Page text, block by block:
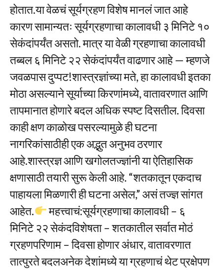
होतात.या वेळचं सूर्यग्रहण विशेष मानलं जात आहे
कारण सामान्यतः सूर्यग्रहणाचा कालावधी ३ मिनिटे १०
सेकंदांपर्यंत असतो. मात्र या वेळी ग्रहणाचा कालावधी
तब्बल ६ मिनिटे २२ सेकंदांपर्यंत वाढणार आहे — म्हणजे
जवळपास दुप्पट!शास्त्रज्ञांच्या मते, हा कालावधी इतका
मोठा असल्याने सूर्याच्या किरणांमध्ये, वातावरणात आणि
तापमानात होणारे बदल अधिक स्पष्ट दिसतील. दिवसा
काही क्षण काळोख पसरल्यामुळे ही घटना
नागरिकांसाठीही एक अद्भुत अनुभव ठरणार
आहे.शास्त्रज्ञ आणि खगोलतज्ज्ञांनी या ऐतिहासिक
क्षणासाठी तयारी सुरू केली आहे. “शतकातून एकदाच
पाहायला मिळणारी ही घटना असेल,” असं तज्ज्ञ सांगत
आहेत.
महत्त्वाचं:सूर्यग्रहणाचा कालावधी – ६
मिनिटे २२ सेकंदविशेषता – शतकातील सर्वात मोठं
ग्रहणपरिणाम – दिवसा होणार अंधार, वातावरणात
तात्पुरते बदलअनेक देशांमध्ये या ग्रहणाचं थेट प्रक्षेपण